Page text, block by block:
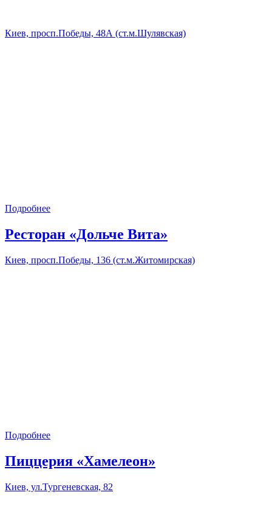
Киев, просп.Победы, 48А (ст.м.Шулявская)
Подробнее
Ресторан «Дольче Вита»
Киев, просп.Победы, 136 (ст.м.Житомирская)
Подробнее
Пиццерия «Хамелеон»
Киев, ул.Тургеневская, 82